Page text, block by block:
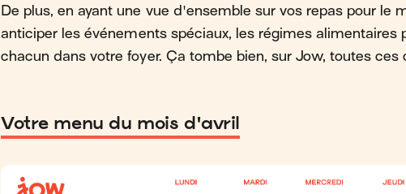
De plus, en ayant une vue d'ensemble sur vos repas pour le
anticiper les événements spéciaux, les régimes alimentaires
chacun dans votre foyer. Ça tombe bien, sur Jow, toutes ces
Votre menu du mois d'avril